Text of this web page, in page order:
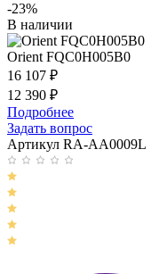
-23%
В наличии
Orient FQC0H005B0
16 107 ₽
12 390 ₽
Подробнее
Задать вопрос
Артикул RA-AA0009L